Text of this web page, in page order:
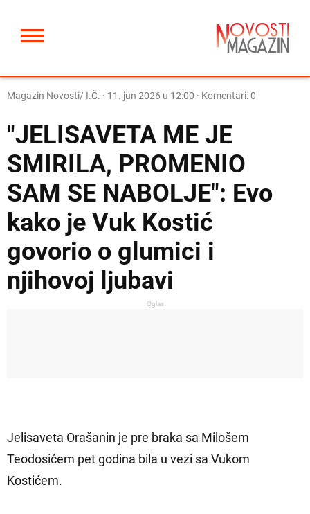
Magazin Novosti/ I.Č. · 11. jun 2026 u 12:00 · Komentari: 0
"JELISAVETA ME JE
SMIRILA, PROMENIO
SAM SE NABOLJE": Evo
kako je Vuk Kostić
govorio o glumici i
njihovoj ljubavi
Oglas
Jelisaveta Orašanin je pre braka sa Milošem
Teodosićem pet godina bila u vezi sa Vukom
Kostićem.